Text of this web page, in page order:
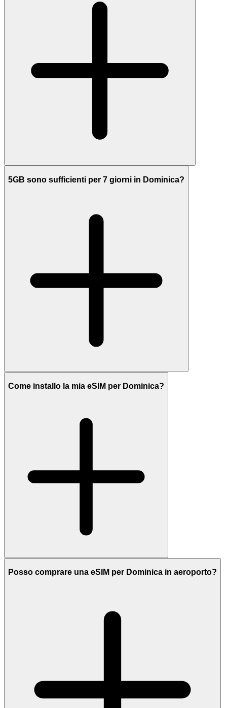
5GB sono sufficienti per 7 giorni in Dominica?
Come installo la mia eSIM per Dominica?
Posso comprare una eSIM per Dominica in aeroporto?